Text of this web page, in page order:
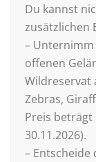
Du kannst
zusätzlichen
– Unternimm
offenen
Wildreservat
Zebras,
Preis beträgt
30.11.2026).
–